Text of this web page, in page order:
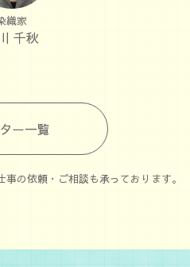
織家
千秋
ー一覧
の依頼・ご相談も承っております。